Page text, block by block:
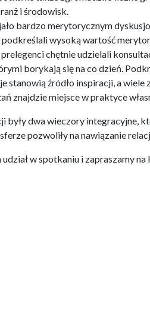
i środowisk.
bardzo merytorycznym
wysoką wartość
chętnie udzielali
borykają się na co dzień.
stanowią źródło inspiracji, a wiele
znajdzie miejsce w praktyce
były dwa wieczory integracyjne,
pozwoliły na nawiązanie
w spotkaniu i zapraszamy na